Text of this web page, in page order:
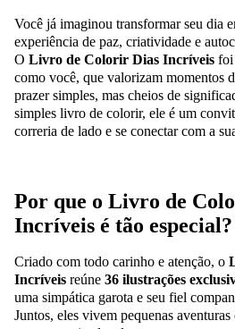
Você já imaginou transformar seu dia
experiência de paz, criatividade e
O Livro de Colorir Dias Incríveis foi
como você, que valorizam momentos
prazer simples, mas cheios de
simples livro de colorir, ele é um
correria de lado e se conectar com a
Por que o Livro de
Incríveis é tão especial?
Criado com todo carinho e atenção, o
Incríveis reúne 36 ilustrações
uma simpática garota e seu fiel
Juntos, eles vivem pequenas